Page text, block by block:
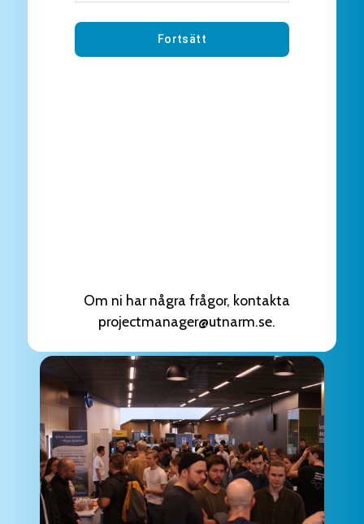
Fortsätt
Om ni har några frågor, kontakta
projectmanager@utnarm.se.